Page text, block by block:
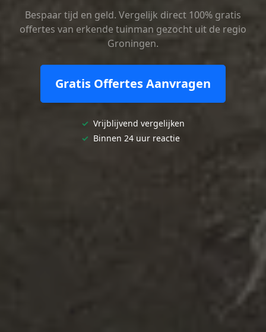
Bespaar tijd en geld. Vergelijk direct 100% gratis
offertes van erkende tuinman gezocht uit de regio
Groningen.
Gratis Offertes Aanvragen
✓ Vrijblijvend vergelijken
✓ Binnen 24 uur reactie